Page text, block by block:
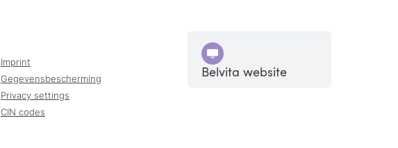
Imprint
Gegevensbescherming
Privacy settings
CIN codes
Belvita website